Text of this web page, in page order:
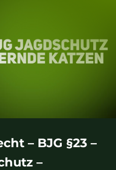
– BJG §23 –
–